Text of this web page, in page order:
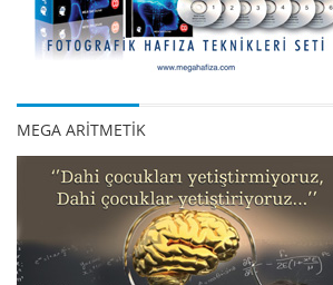
MEGA ARİTMETİK